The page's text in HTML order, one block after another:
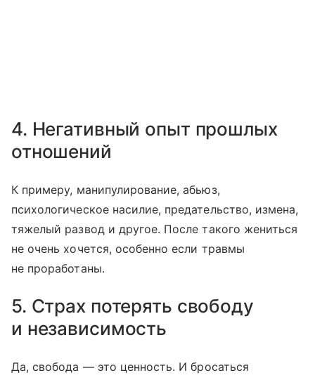
4. Негативный опыт прошлых
отношений
К примеру, манипулирование, абьюз,
психологическое насилие, предательство, измена,
тяжелый развод и другое. После такого жениться
не очень хочется, особенно если травмы
не проработаны.
5. Страх потерять свободу
и независимость
Да, свобода — это ценность. И бросаться